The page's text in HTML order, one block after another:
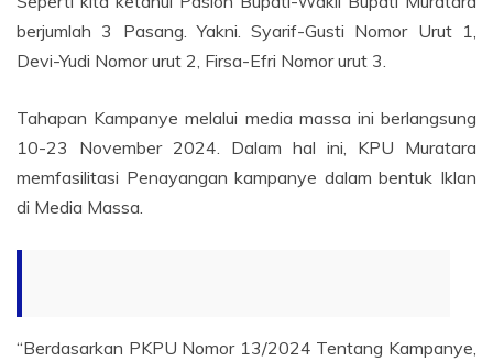
berjumlah 3 Pasang. Yakni. Syarif-Gusti Nomor Urut 1,
Devi-Yudi Nomor urut 2, Firsa-Efri Nomor urut 3.
Tahapan Kampanye melalui media massa ini berlangsung
10-23 November 2024. Dalam hal ini, KPU Muratara
memfasilitasi Penayangan kampanye dalam bentuk Iklan
di Media Massa.
“Berdasarkan PKPU Nomor 13/2024 Tentang Kampanye,